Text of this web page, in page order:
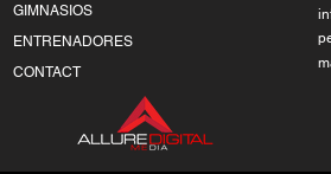
GIMNASIOS
ENTRENADORES
CONTACT